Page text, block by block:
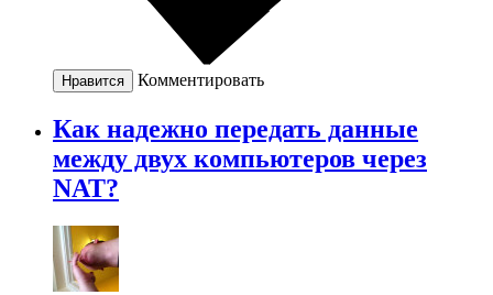
Нравится Комментировать
Как надежно передать данные
между двух компьютеров через
NAT?